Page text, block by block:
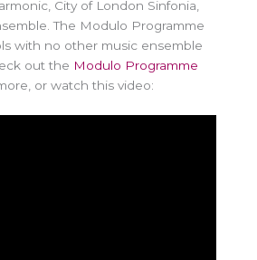
City of London Sinfonia,
The Modulo Programme
with no other music ensemble
out the Modulo Programme
or watch this video: